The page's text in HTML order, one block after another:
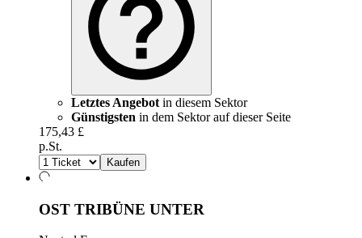
Letztes Angebot in diesem Sektor
Günstigsten in dem Sektor auf dieser Seite
175,43 £
p.St.
Kaufen
OST TRIBÜNE UNTER